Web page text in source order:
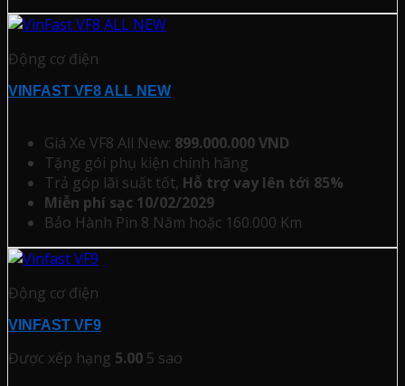
Động cơ điện
VINFAST VF8 ALL NEW
Giá Xe VF8 All New: 899.000.000 VND
Tặng gói phụ kiện chính hãng
Trả góp lãi suất tốt, Hỗ trợ vay lên tới 85%
Miễn phí sạc 10/02/2029
Bảo Hành Pin 8 Năm hoặc 160.000 Km
Động cơ điện
VINFAST VF9
Được xếp hạng 5.00 5 sao